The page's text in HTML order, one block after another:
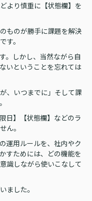
より慎重に【状態欄】を
ものが勝手に課題を解決
す。
。しかし、当然ながら自
いということを忘れては
、いつまでに」そして課
日】【状態欄】などのラ
ん。
運用ルールを、社内やク
すためには、どの機能を
識しながら使いこなして
ました。